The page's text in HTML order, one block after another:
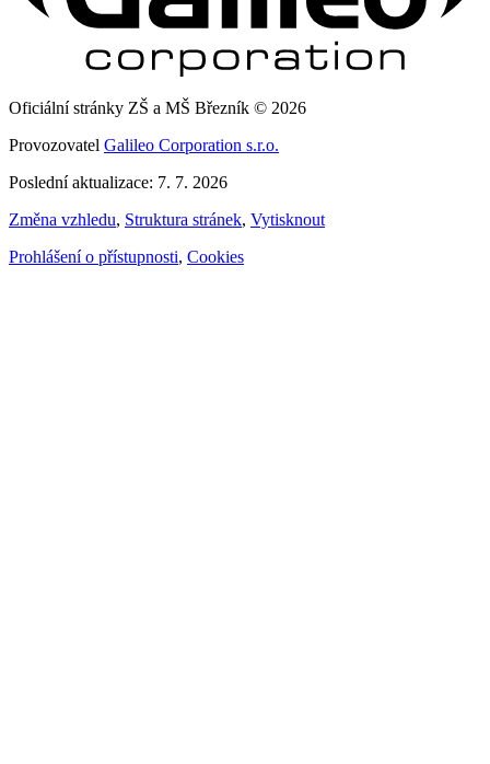
Oficiální stránky ZŠ a MŠ Březník © 2026
Provozovatel Galileo Corporation s.r.o.
Poslední aktualizace: 7. 7. 2026
Změna vzhledu, Struktura stránek, Vytisknout
Prohlášení o přístupnosti, Cookies